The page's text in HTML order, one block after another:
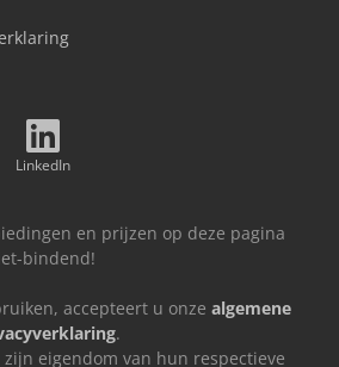
LinkedIn
en prijzen op deze pagina
bindend!
accepteert u onze algemene
.
eigendom van hun respectieve